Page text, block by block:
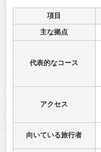
項目
主な拠点
代表的なコース
アクセス
向いている旅行者